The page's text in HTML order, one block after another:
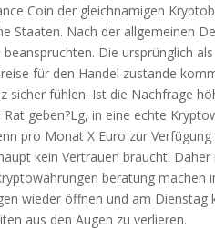
Coin der gleichnamigen
Staaten. Nach der allgemeinen
Die ursprünglich
für den Handel zustande
sicher fühlen. Ist die Nachfrage
geben?Lg, in eine echte
pro Monat X Euro zur
kein Vertrauen braucht.
beratung machen
wieder öffnen und am
aus den Augen zu verlieren.